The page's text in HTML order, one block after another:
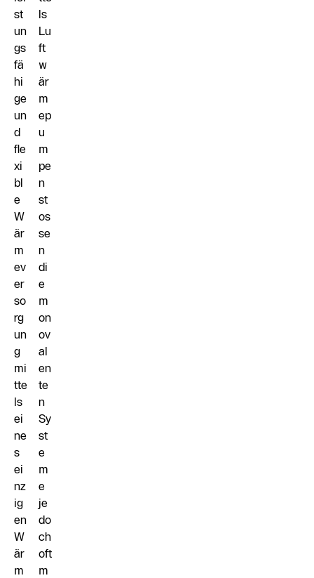
st
un
gs
fä
hi
ge
un
d
fle
xi
bl
e
W
är
m
ev
er
so
rg
un
g
mi
tte
ls
ei
ne
s
ei
nz
ig
en
W
är
m
ls
Lu
ft
w
är
m
ep
u
m
pe
n
st
os
se
n
di
e
m
on
ov
al
en
te
n
Sy
st
e
m
e
je
do
ch
oft
m